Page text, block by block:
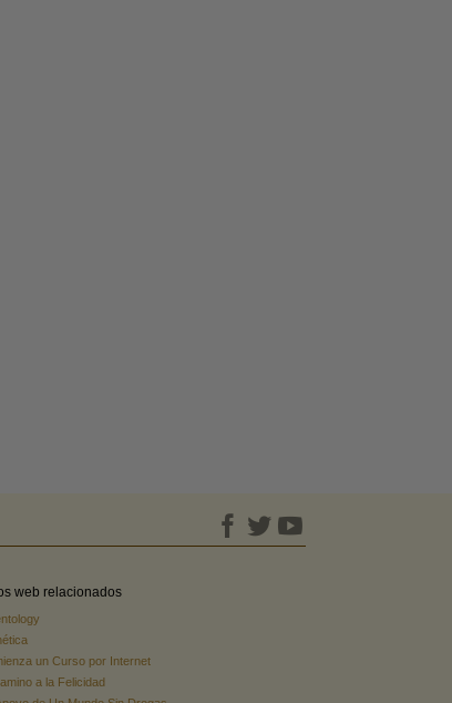
web relacionados
un Curso por Internet
a la Felicidad